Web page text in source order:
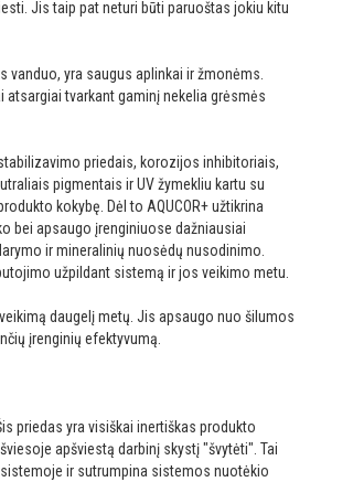
Jis taip pat neturi būti paruoštas jokiu kitu
vanduo, yra saugus aplinkai ir žmonėms.
tvarkant gaminį nekelia grėsmės
priedais, korozijos inhibitoriais,
pigmentais ir UV žymekliu kartu su
kokybę. Dėl to AQUCOR+ užtikrina
bei apsaugo įrenginiuose dažniausiai
ir mineralinių nuosėdų nusodinimo.
užpildant sistemą ir jos veikimo metu.
daugelį metų. Jis apsaugo nuo šilumos
įrenginių efektyvumą.
priedas yra visiškai inertiškas produkto
apšviestą darbinį skystį "švytėti". Tai
ir sutrumpina sistemos nuotėkio